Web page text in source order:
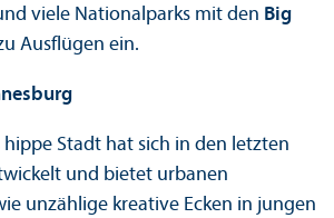
viele Nationalparks mit den Big
Ausflügen ein.
Stadt hat sich in den letzten
und bietet urbanen
unzählige kreative Ecken in jungen